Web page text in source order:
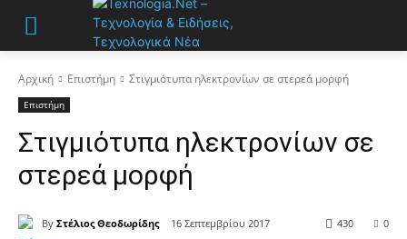
Αρχική Επιστήμη Στιγμιότυπα ηλεκτρονίων σε στερεά μορφή
Επιστήμη
Στιγμιότυπα ηλεκτρονίων σε
στερεά μορφή
By Στέλιος Θεοδωρίδης 16 Σεπτεμβρίου 2017 0
430